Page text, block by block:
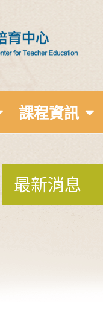
課程資訊
最新消息